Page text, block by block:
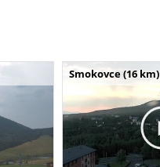
Smokovce (16 km)